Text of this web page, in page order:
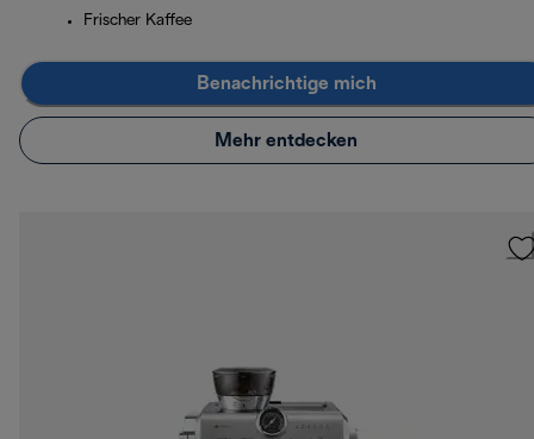
Frischer Kaffee
Benachrichtige mich
Mehr entdecken